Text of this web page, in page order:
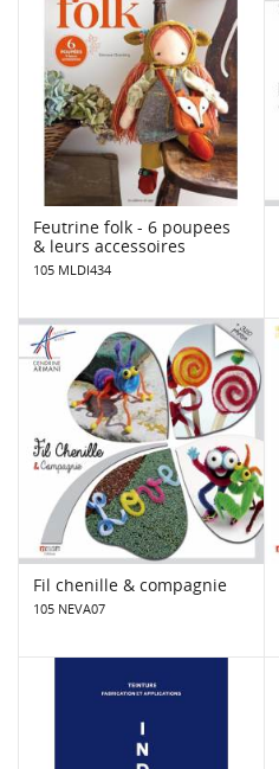
Feutrine folk - 6 poupees
& leurs accessoires
105 MLDI434
Fil chenille & compagnie
105 NEVA07